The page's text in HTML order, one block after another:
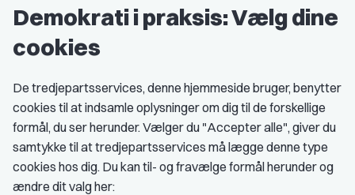
Grupper og kredse
Studenterorganisationer
Medlemskab
Fordele som medlem
Kontingent
Demokrati i praksis: Vælg dine
cookies
De tredjepartsservices, denne hjemmeside bruger, benytter
cookies til at indsamle oplysninger om dig til de forskellige
formål, du ser herunder. Vælger du "Accepter alle", giver du
samtykke til at tredjepartsservices må lægge denne type
cookies hos dig. Du kan til- og fravælge formål herunder og
ændre dit valg her: